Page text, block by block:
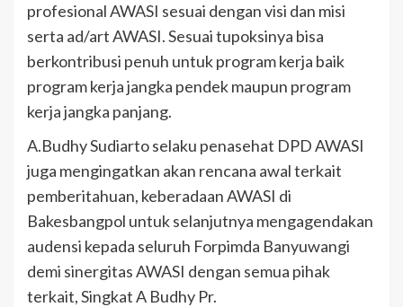
profesional AWASI sesuai dengan visi dan misi
serta ad/art AWASI. Sesuai tupoksinya bisa
berkontribusi penuh untuk program kerja baik
program kerja jangka pendek maupun program
kerja jangka panjang.
A.Budhy Sudiarto selaku penasehat DPD AWASI
juga mengingatkan akan rencana awal terkait
pemberitahuan, keberadaan AWASI di
Bakesbangpol untuk selanjutnya mengagendakan
audensi kepada seluruh Forpimda Banyuwangi
demi sinergitas AWASI dengan semua pihak
terkait, Singkat A Budhy Pr.